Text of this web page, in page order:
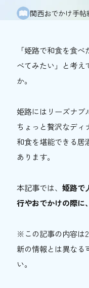
体験す
おト
おすす
関西おでかけ手帖
「姫路で和食を食
べてみたい」と考え
か。
姫路にはリーズナブ
ちょっと贅沢なディ
和食を堪能できる居
あります。
本記事では、 姫路で
行やおでかけの際に
※この記事の内容は
新の情報とは異なる
い。